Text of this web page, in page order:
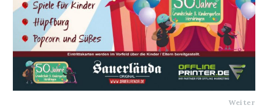
Weiter